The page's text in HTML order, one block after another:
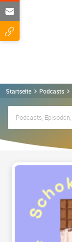
Startseite Podcasts